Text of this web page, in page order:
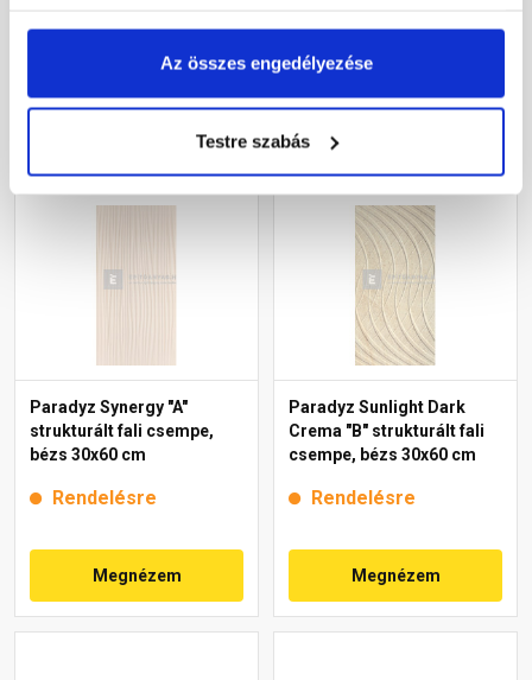
Az összes engedélyezése
Testre szabás
Rendelésre
Paradyz Synergy "A"
strukturált fali csempe,
bézs 30x60 cm
Rendelésre
Megnézem
Paradyz Sunlight Dark
Crema "B" strukturált fali
csempe, bézs 30x60 cm
Rendelésre
Megnézem